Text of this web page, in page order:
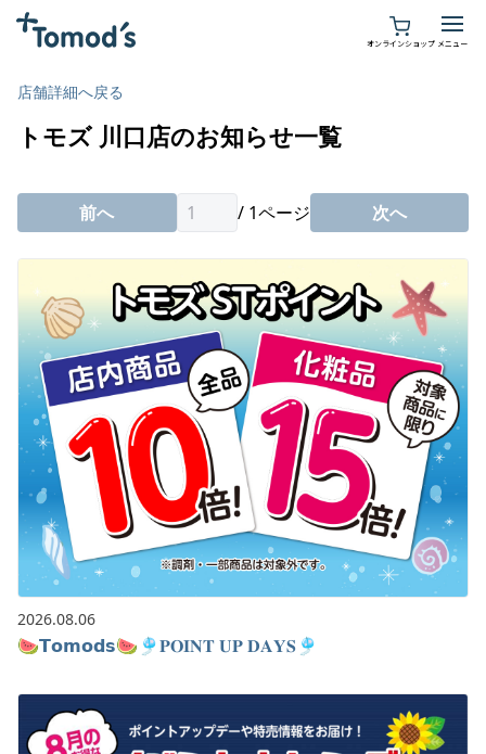
オンラインショップ メニュー
お店を探す
薬局・処方せん
サービス
薬局・処方せん
ヘルスケア
会員サービス
イベントサービス
TOMOKO
プライベートブランド -APS-
お知らせ
採用情報
開業予定の方へ
物件情報
オンラインショップ
店舗詳細へ戻る
トモズ 川口店のお知らせ一覧
前へ / 1ページ 次へ
2026.08.06
🍉𝗧𝗼𝗺𝗼𝗱𝘀🍉🎐𝐏𝐎𝐈𝐍𝐓 𝐔𝐏 𝐃𝐀𝐘𝐒🎐